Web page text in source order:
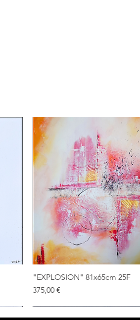
"EXPLOSION" 81x65cm 25F
Prix
375,00 €
CONTACTEZ JORI'S
VENDU
VENDU